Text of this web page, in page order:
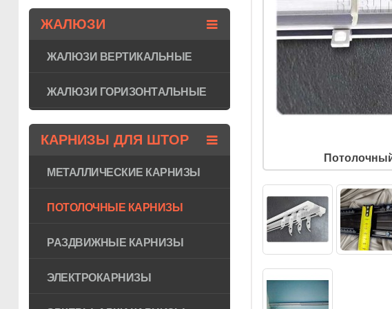
ЖАЛЮЗИ
ЖАЛЮЗИ ВЕРТИКАЛЬНЫЕ
ЖАЛЮЗИ ГОРИЗОНТAЛЬНЫЕ
КАРНИЗЫ ДЛЯ ШТОР
МЕТАЛЛИЧЕСКИЕ КАРНИЗЫ
ПОТОЛОЧНЫЕ КАРНИЗЫ
РАЗДВИЖНЫЕ КАРНИЗЫ
ЭЛЕКТРОКАРНИЗЫ